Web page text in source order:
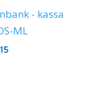
- kassa
ML